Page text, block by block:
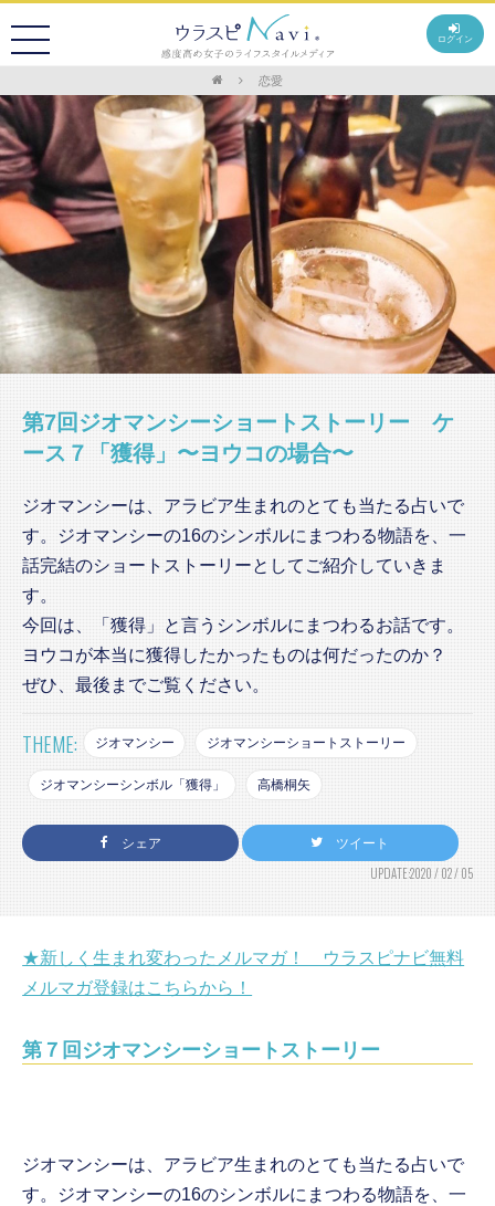
ログイン
恋愛
第7回ジオマンシーショートストーリー ケ
ース７「獲得」〜ヨウコの場合〜
ジオマンシーは、アラビア生まれのとても当たる占いで
す。ジオマンシーの16のシンボルにまつわる物語を、一
話完結のショートストーリーとしてご紹介していきま
す。
今回は、「獲得」と言うシンボルにまつわるお話です。
ヨウコが本当に獲得したかったものは何だったのか？
ぜひ、最後までご覧ください。
THEME: ジオマンシー ジオマンシーショートストーリー
ジオマンシーシンボル「獲得」 高橋桐矢
シェア ツイート
UPDATE:2020 / 02 / 05
★新しく生まれ変わったメルマガ！ ウラスピナビ無料
メルマガ登録はこちらから！
第７回ジオマンシーショートストーリー
ジオマンシーは、アラビア生まれのとても当たる占いで
す。ジオマンシーの16のシンボルにまつわる物語を、一